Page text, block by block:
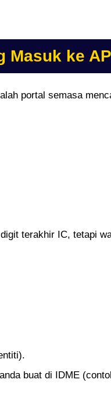
Masuk ke
portal semasa
terakhir IC, tetapi
buat di IDME